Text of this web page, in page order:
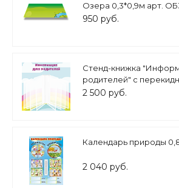
Озера 0,3*0,9м арт.
950 руб.
Стенд-книжка
родителей" с
голубой 0,5*0,5м 8
2 500 руб.
Календарь природы
2 040 руб.